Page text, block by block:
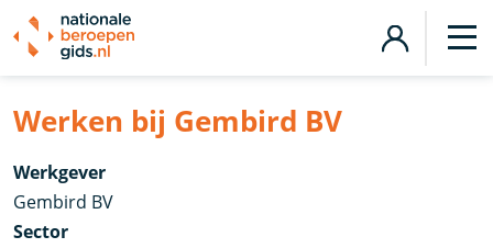
Werken bij Gembird BV
Werkgever
Gembird BV
Sector